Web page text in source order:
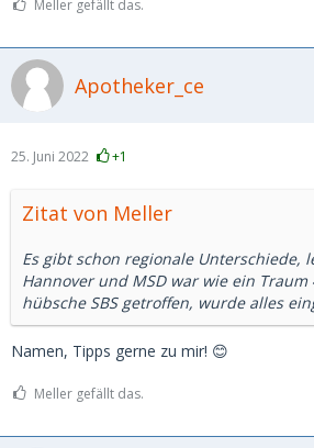
Meller gefällt das.
Apotheker_ce
25. Juni 2022 +1
Zitat von Meller
Es gibt schon regionale Unterschiede,
Hannover und MSD war wie ein
hübsche SBS getroffen, wurde alles
Namen, Tipps gerne zu mir! 😊
Meller gefällt das.